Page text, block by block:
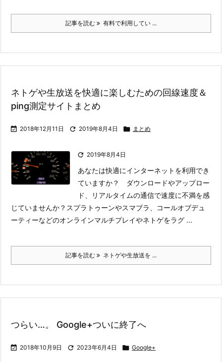
記事を読む 有料で利用してい ...
ネトゲや生放送を快適に楽しむための回線速度＆
ping測定サイトまとめ
 2018年12月11日  2019年8月4日  まとめ
 2019年8月4日
あなたは快適にインターネットを利用でき
ていますか？ ダウンロードやアップロー
ド、リアルタイムの通信で速度に不満を感
じていませんか？ スプラトゥーンやスマブラ、コールオブデュ
ーティーなどのオンラインマルチプレイやネトゲをラグ ...
記事を読む ネトゲや生放送を ...
つらい…。 Google+ついに終了へ
 2018年10月9日  2023年6月4日  Google+